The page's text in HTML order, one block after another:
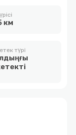
км
түрі